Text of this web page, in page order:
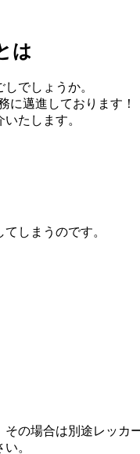
は
でしょうか。
に邁進しております！
たします。
しまうのです。
の場合は別途レッカ
い。